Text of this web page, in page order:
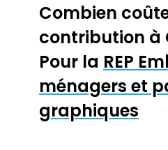
Combien
contribution à
Pour la REP
ménagers et
graphiques